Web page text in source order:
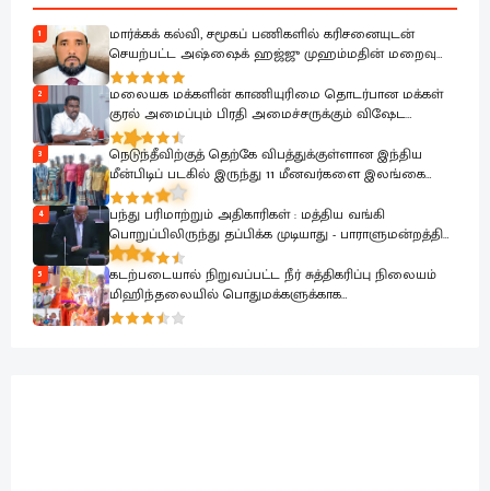
1
மார்க்கக் கல்வி, சமூகப் பணிகளில் கரிசனையுடன்
செயற்பட்ட அஷ்ஷைக் ஹஜ்ஜு முஹம்மதின் மறைவு
பேரிழப்பாகும்; அம்பாறை மாவட்ட ஜம்இய்யத்துல் உலமா
ஆழ்ந்த கவலை.!
2
மலையக மக்களின் காணியுரிமை தொடர்பான மக்கள்
குரல் அமைப்பும் பிரதி அமைச்சருக்கும் விஷேட
கலந்துரையாடல்
3
நெடுந்தீவிற்குத் தெற்கே விபத்துக்குள்ளான இந்திய
மீன்பிடிப் படகில் இருந்து 11 மீனவர்களை இலங்கை
கடற்படை பாதுகாப்பாக மீட்டது
4
பந்து பரிமாற்றும் அதிகாரிகள் : மத்திய வங்கி
பொறுப்பிலிருந்து தப்பிக்க முடியாது - பாராளுமன்றத்தில்
ரவூப் ஹக்கீம் ஆவேசம்
5
கடற்படையால் நிறுவப்பட்ட நீர் சுத்திகரிப்பு நிலையம்
மிஹிந்தலையில் பொதுமக்களுக்காக
கையளிக்கப்பட்டது